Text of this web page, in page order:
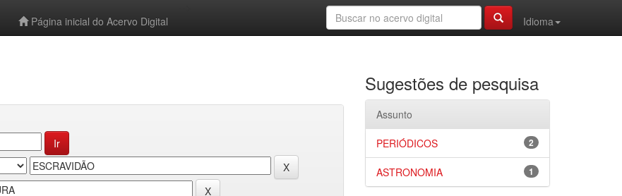
Página inicial do Acervo Digital
Idioma
Sugestões de pesquisa
Assunto
2
PERIÓDICOS
1
ASTRONOMIA